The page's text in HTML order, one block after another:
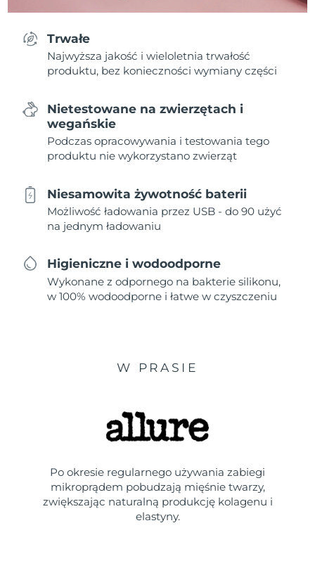
Trwałe
Najwyższa jakość i wieloletnia trwałość
produktu, bez konieczności wymiany części
Nietestowane na zwierzętach i
wegańskie
Podczas opracowywania i testowania tego
produktu nie wykorzystano zwierząt
Niesamowita żywotność baterii
Możliwość ładowania przez USB - do 90 użyć
na jednym ładowaniu
Higieniczne i wodoodporne
Wykonane z odpornego na bakterie silikonu,
w 100% wodoodporne i łatwe w czyszczeniu
W PRASIE
Po okresie regularnego używania zabiegi
mikroprądem pobudzają mięśnie twarzy,
zwiększając naturalną produkcję kolagenu i
elastyny.